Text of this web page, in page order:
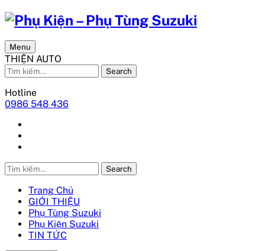
Menu
THIỆN AUTO
Search
Hotline
0986 548 436
Search
Trang Chủ
GIỚI THIỆU
Phụ Tùng Suzuki
Phụ Kiện Suzuki
TIN TỨC